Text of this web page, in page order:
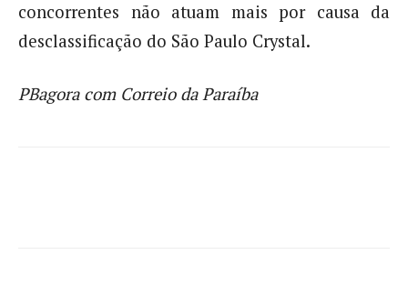
concorrentes não atuam mais por causa da
desclassificação do São Paulo Crystal.
PBagora com Correio da Paraíba